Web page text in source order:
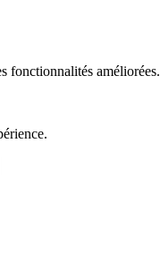
fonctionnalités améliorées.